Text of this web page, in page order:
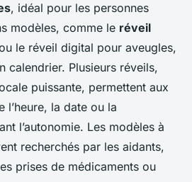
, idéal pour les personnes
modèles, comme le réveil
le réveil digital pour aveugles,
calendrier. Plusieurs réveils,
puissante, permettent aux
l’heure, la date ou la
l’autonomie. Les modèles à
recherchés par les aidants,
prises de médicaments ou